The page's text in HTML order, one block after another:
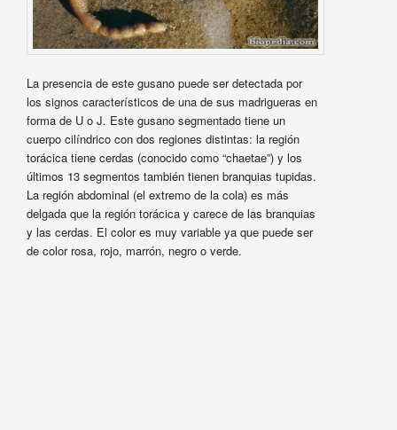
La presencia de este gusano puede ser detectada por
los signos característicos de una de sus madrigueras en
forma de U o J. Este gusano segmentado tiene un
cuerpo cilíndrico con dos regiones distintas: la región
torácica tiene cerdas (conocido como “chaetae”) y los
últimos 13 segmentos también tienen branquias tupidas.
La región abdominal (el extremo de la cola) es más
delgada que la región torácica y carece de las branquias
y las cerdas. El color es muy variable ya que puede ser
de color rosa, rojo, marrón, negro o verde.